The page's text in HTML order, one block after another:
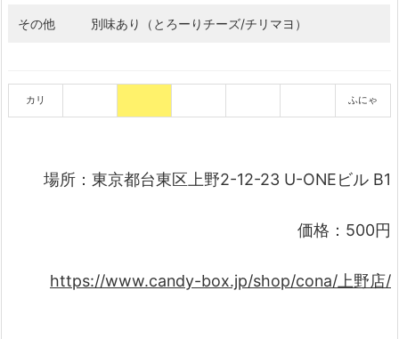
その他 別味あり（とろーりチーズ/チリマヨ）
カリ ふにゃ
場所：東京都台東区上野2-12-23 U-ONEビル B1
価格：500円
https://www.candy-box.jp/shop/cona/上野店/